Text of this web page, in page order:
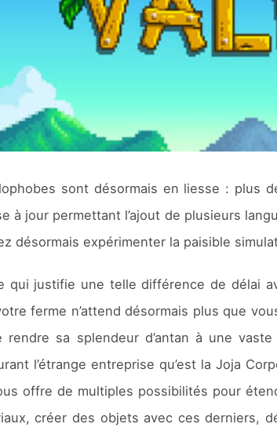
sont désormais en liesse : plus
à jour permettant l’ajout de plusieurs
désormais expérimenter la paisible
qui justifie une telle différence de délai
ferme n’attend désormais plus que
sa splendeur d’antan à une
l’étrange entreprise qu’est la Joja
offre de multiples possibilités pour
créer des objets avec ces derniers,